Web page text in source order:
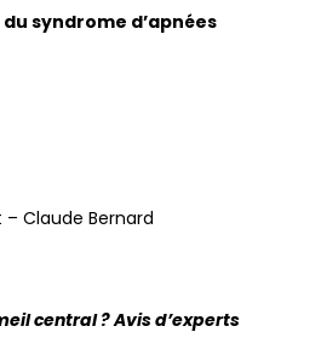
syndrome d’apnées
Claude Bernard
central ? Avis d’experts